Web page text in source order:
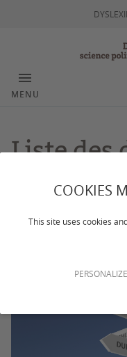
COOKIES
This site uses cookies
PERSONALIZE
MENU
Liste
Dernière mise à jour : le 08/